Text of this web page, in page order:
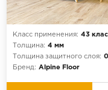
Класс применения: 43
Толщина: 4 мм
Толщина защитного слоя:
Бренд: Alpine Floor